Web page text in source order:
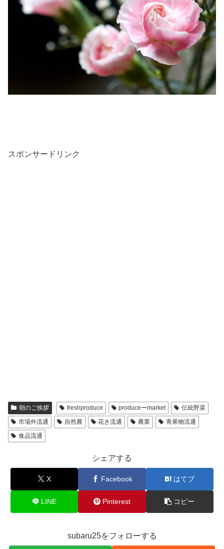
スポンサードリンク
朝のご挨拶 freshproduce produceーmarket
伝統野菜
市場外流通
自然農 花き流通 農業
青果物流通
食品流通
シェアする
X Facebook はてブ
LINE Pinterest コピー
subaru25をフォローする